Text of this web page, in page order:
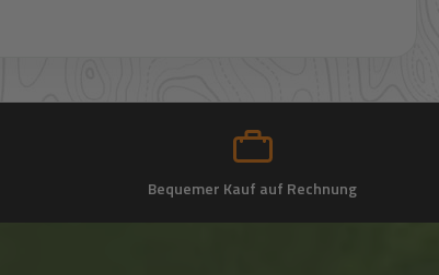
Bequemer Kauf auf Rechnung